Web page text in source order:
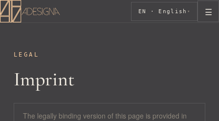
EN · English ▾ ☰
LEGAL
Imprint
The legally binding version of this page is provided in